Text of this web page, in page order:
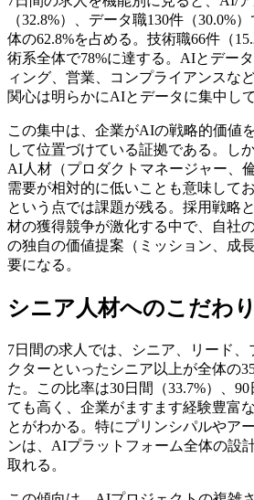
（32.8%）、データ職130件（30.0%
体の62.8%を占める。技術職66件（
術系全体で78%に達する。AIとデー
ィング、営業、コンプライアンスな
関心は明らかにAIとデータに集中して
この集中は、企業がAIの戦略的価値
して位置づけている証拠である。し
AI人材（プロダクトマネージャー、
需要が相対的に低いことも意味して
という点では課題が残る。採用戦略
材の獲得競争が激化する中で、自社
の独自の価値提案（ミッション、成
要になる。
シニア人材へのこだわ
7日間の求人では、シニア、リード、
クターといったシニア以上が全体の
た。この比率は30日間（33.7%）、
ても高く、企業がますます経験豊富
とがわかる。特にプリンシパルやア
ンは、AIプラットフォーム全体の設
取れる。